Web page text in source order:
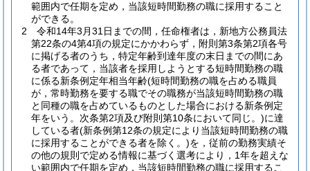
範囲内で任期を定め，当該短時間勤務の職に採用すること
ができる。
2
令和14年3月31日までの間，任命権者は，新地方公務員法
第22条の4第4項の規定にかかわらず，附則第3条第2項各号
に掲げる者のうち，特定年齢到達年度の末日までの間にあ
る者であって，当該者を採用しようとする短時間勤務の職
に係る新条例定年相当年齢(短時間勤務の職を占める職員
が，常時勤務を要する職でその職務が当該短時間勤務の職
と同種の職を占めているものとした場合における新条例定
年をいう。次条第2項及び附則第10条において同じ。)に達
している者(新条例第12条の規定により当該短時間勤務の職
に採用することができる者を除く。)を，従前の勤務実績そ
の他の規則で定める情報に基づく選考により，1年を超えな
い範囲内で任期を定め，当該短時間勤務の職に採用するこ